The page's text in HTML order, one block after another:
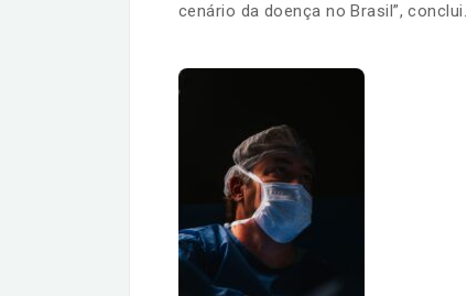
cenário da doença no Brasil”, conclui.